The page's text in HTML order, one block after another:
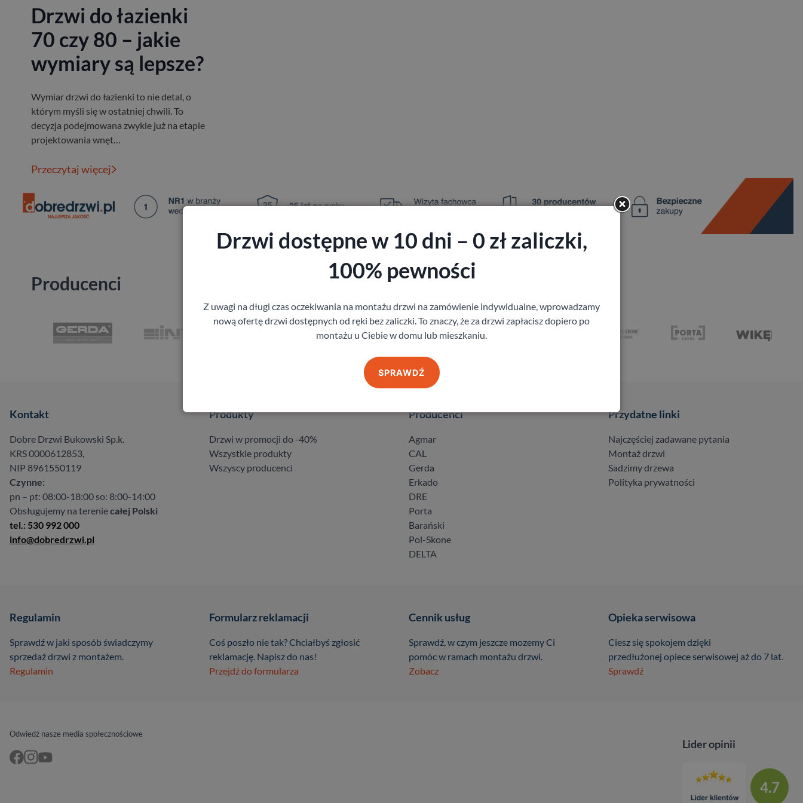
Drzwi do łazienki
70 czy 80 – jakie
wymiary są lepsze?
Wymiar drzwi do łazienki to nie detal, o
którym myśli się w ostatniej chwili. To
decyzja podejmowana zwykle już na etapie
projektowania wnęt…
Przeczytaj więcej
Producenci
Kontakt
Dobre Drzwi Bukowski Sp.k.
KRS 0000612853,
NIP 8961550119
Czynne:
pn – pt: 08:00-18:00 so: 8:00-14:00
Obsługujemy na tereniecałej Polski
tel.: 530 992 000
info@dobredrzwi.pl
Produkty
Drzwi w promocji do -40%
Wszystkie produkty
Wszyscy producenci
Producenci
Agmar
CAL
Gerda
Erkado
DRE
Porta
Barański
Pol-Skone
DELTA
Przydatne linki
Najczęściej zadawane pytania
Montaż drzwi
Sadzimy drzewa
Polityka prywatności
Regulamin
Sprawdź w jaki sposób świadczymy
sprzedaż drzwi z montażem.
Regulamin
Formularz reklamacji
Coś poszło nie tak? Chciałbyś zgłosić
reklamację. Napisz do nas!
Przejdź do formularza
Cennik usług
Sprawdź, w czym jeszcze mozemy Ci
pomóc w ramach montażu drzwi.
Zobacz
Opieka serwisowa
Ciesz się spokojem dzięki
przedłużonej opiece serwisowej aż do 7 lat.
Sprawdź
Odwiedź nasze media społecznościowe
Lider opinii
4.7
Drzwi dostępne w 10 dni – 0 zł zaliczki,
100% pewności
Z uwagi na długi czas oczekiwania na montażu drzwi na zamówienie indywidualne, wprowadzamy
nową ofertę drzwi dostępnych od ręki bez zaliczki. To znaczy, że za drzwi zapłacisz dopiero po
montażu u Ciebie w domu lub mieszkaniu.
SPRAWDŹ